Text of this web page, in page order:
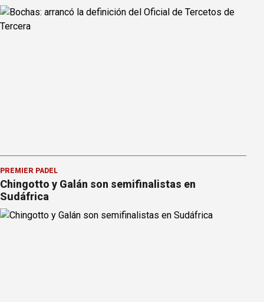
PREMIER PÁDEL
Chingotto y Galán son semifinalistas en
Sudáfrica